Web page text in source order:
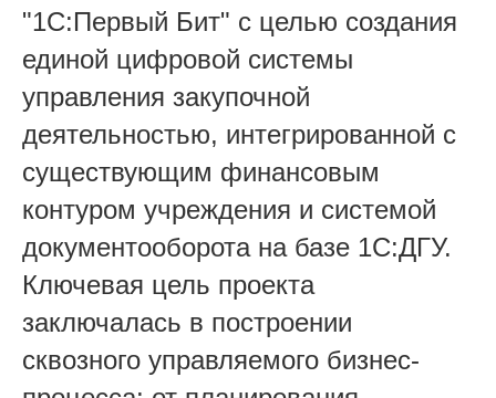
"1С:Первый Бит" с целью создания
единой цифровой системы
управления закупочной
деятельностью, интегрированной с
существующим финансовым
контуром учреждения и системой
документооборота на базе 1С:ДГУ.
Ключевая цель проекта
заключалась в построении
сквозного управляемого бизнес-